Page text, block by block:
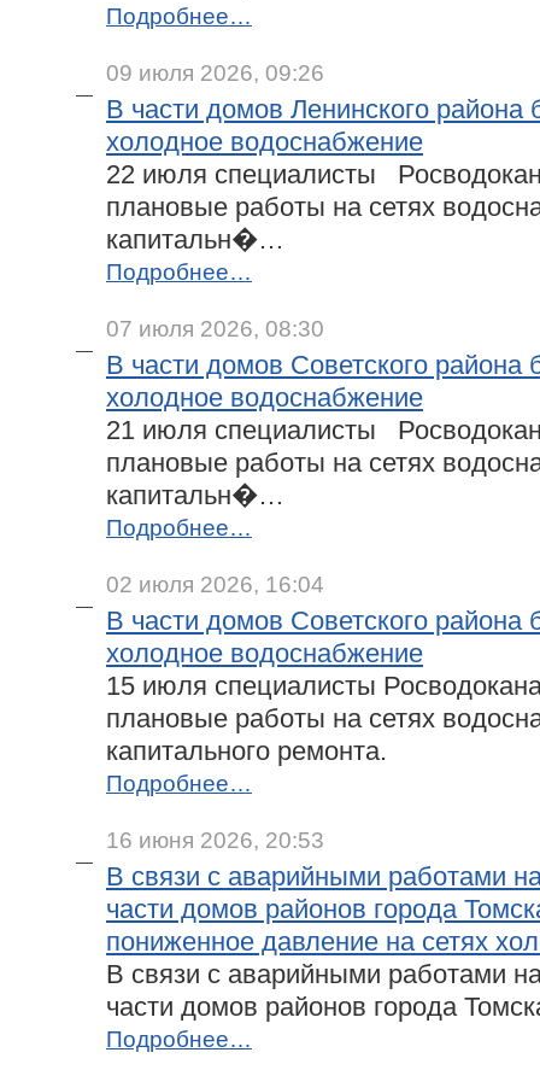
Подробнее…
09 июля 2026, 09:26
В части домов Ленинского района
холодное водоснабжение
22 июля специалисты
плановые работы на сетях
капитальн�…
Подробнее…
07 июля 2026, 08:30
В части домов Советского района
холодное водоснабжение
21 июля специалисты
плановые работы на сетях
капитальн�…
Подробнее…
02 июля 2026, 16:04
В части домов Советского района
холодное водоснабжение
15 июля специалисты
плановые работы на сетях
капитального ремонта.
Подробнее…
16 июня 2026, 20:53
В связи с аварийными работами
части домов районов города
пониженное давление на сетях
В связи с аварийными работами
части домов районов города
Подробнее…